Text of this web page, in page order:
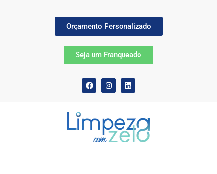
Orçamento Personalizado
Seja um Franqueado